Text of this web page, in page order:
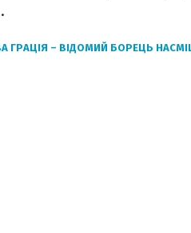
ГРАЦІЯ – ВІДОМИЙ БОРЕЦЬ